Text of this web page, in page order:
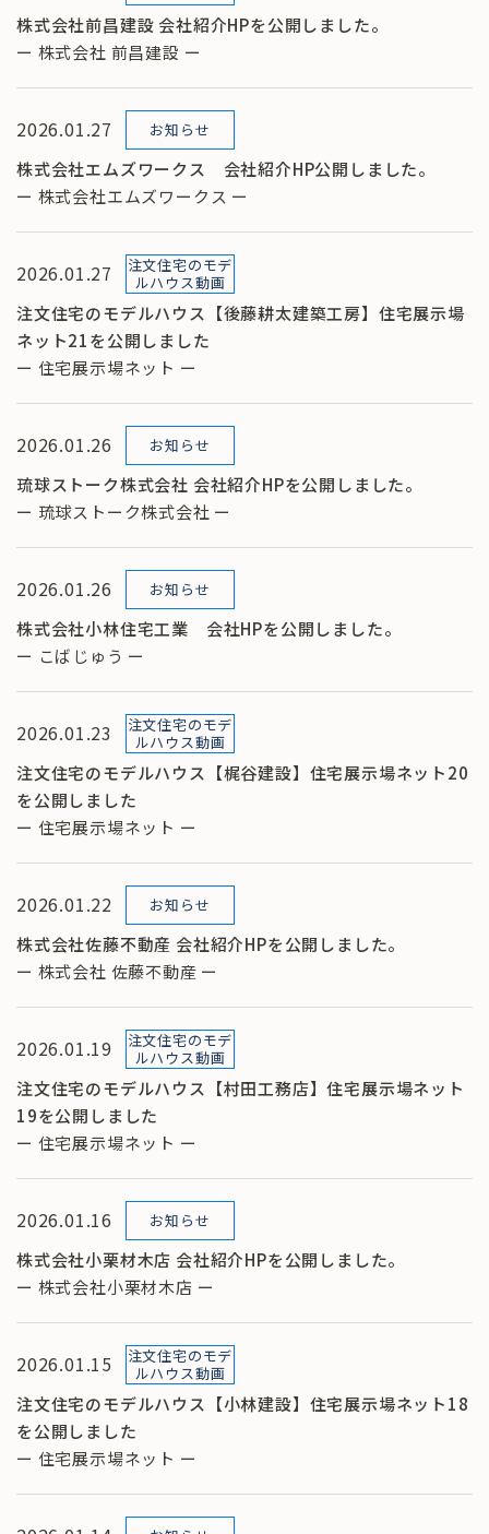
株式会社前昌建設 会社紹介HPを公開しました。
ー 株式会社 前昌建設 ー
2026.01.27 お知らせ
株式会社エムズワークス 会社紹介HP公開しました。
ー 株式会社エムズワークス ー
2026.01.27
注文住宅のモデ
ルハウス動画
注文住宅のモデルハウス【後藤耕太建築工房】住宅展示場
ネット21を公開しました
ー 住宅展示場ネット ー
2026.01.26 お知らせ
琉球ストーク株式会社 会社紹介HPを公開しました。
ー 琉球ストーク株式会社 ー
2026.01.26 お知らせ
株式会社小林住宅工業 会社HPを公開しました。
ー こばじゅう ー
2026.01.23
注文住宅のモデ
ルハウス動画
注文住宅のモデルハウス【梶谷建設】住宅展示場ネット20
を公開しました
ー 住宅展示場ネット ー
2026.01.22 お知らせ
株式会社佐藤不動産 会社紹介HPを公開しました。
ー 株式会社 佐藤不動産 ー
2026.01.19
注文住宅のモデ
ルハウス動画
注文住宅のモデルハウス【村田工務店】住宅展示場ネット
19を公開しました
ー 住宅展示場ネット ー
2026.01.16 お知らせ
株式会社小栗材木店 会社紹介HPを公開しました。
ー 株式会社小栗材木店 ー
2026.01.15
注文住宅のモデ
ルハウス動画
注文住宅のモデルハウス【小林建設】住宅展示場ネット18
を公開しました
ー 住宅展示場ネット ー